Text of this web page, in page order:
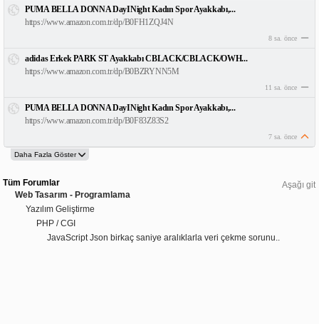
PUMA BELLA DONNA DayINight Kadın Spor Ayakkabı,...
https://www.amazon.com.tr/dp/B0FH1ZQJ4N
8 sa. önce
adidas Erkek PARK ST Ayakkabı CBLACK/CBLACK/OWH...
https://www.amazon.com.tr/dp/B0BZRYNN5M
11 sa. önce
PUMA BELLA DONNA DayINight Kadın Spor Ayakkabı,...
https://www.amazon.com.tr/dp/B0F83Z83S2
7 sa. önce
Aşağı git
Tüm Forumlar
Web Tasarım - Programlama
Yazılım Geliştirme
PHP / CGI
JavaScript Json birkaç saniye aralıklarla veri çekme sorunu..